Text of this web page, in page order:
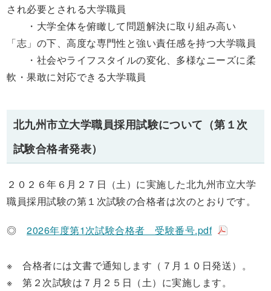
され必要とされる大学職員
・大学全体を俯瞰して問題解決に取り組み高い
「志」の下、高度な専門性と強い責任感を持つ大学職員
・社会やライフスタイルの変化、多様なニーズに柔
軟・果敢に対応できる大学職員
北九州市立大学職員採用試験について（第１次
試験合格者発表）
２０２６年６月２７日（土）に実施した北九州市立大学
職員採用試験の第１次試験の合格者は次のとおりです。
◎2026年度第1次試験合格者 受験番号.pdf
※ 合格者には文書で通知します（７月１０日発送）。
※ 第２次試験は７月２５日（土）に実施します。